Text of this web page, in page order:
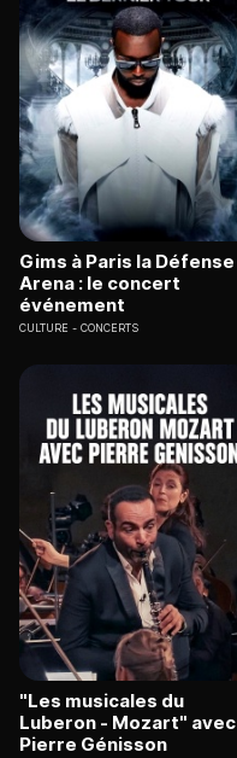
Gims à Paris la Défense
Arena : le concert
événement
CULTURE CONCERTS
"Les musicales du
Luberon - Mozart" avec
Pierre Génisson